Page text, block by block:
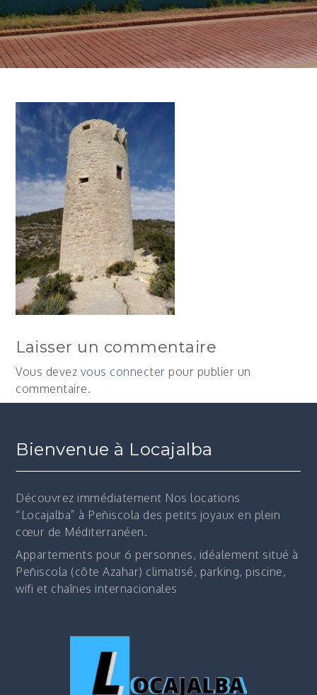
Laisser un commentaire
Vous devez vous connecter pour publier un
commentaire.
Bienvenue à Locajalba
Découvrez immédiatement Nos locations
“Locajalba” à Peñiscola des petits joyaux en plein
cœur de Méditerranéen.
Appartements pour 6 personnes, idéalement situé à
Peñiscola (côte Azahar) climatisé, parking, piscine,
wifi et chaînes internacionales